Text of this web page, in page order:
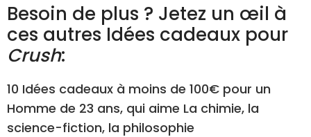
Besoin de plus ? Jetez un œil à
ces autres Idées cadeaux pour
Crush:
10 Idées cadeaux à moins de 100€ pour un
Homme de 23 ans, qui aime La chimie, la
science-fiction, la philosophie